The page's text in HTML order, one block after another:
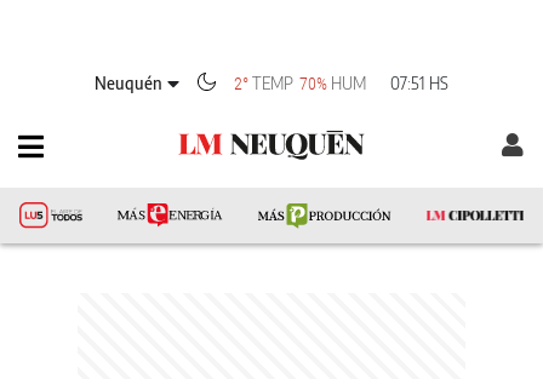
Neuquén 2°TEMP 70% HUM 07:51 HS